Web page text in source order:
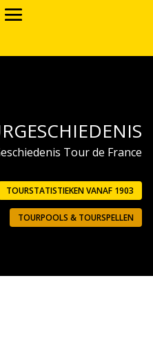
Tour de France
TOURSTATISTIEKEN VANAF 1903
TOURPOOLS & TOURSPELLEN